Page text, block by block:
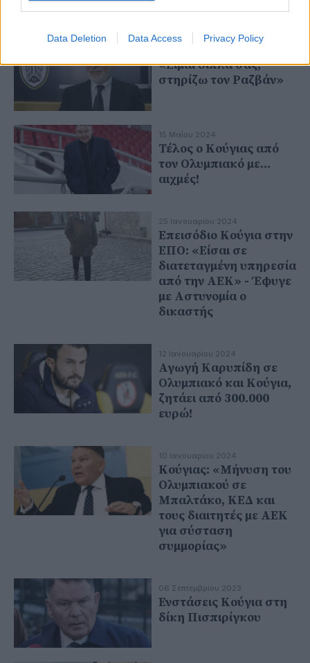
Data Deletion Data Access Privacy Policy
χωρίς ήχο»!
«Είμαι δίπλα σας,
στηρίζω τον Ραζβάν»
15 Μαΐου 2024
Τέλος ο Κούγιας από
τον Ολυμπιακό με...
αιχμές!
25 Ιανουαρίου 2024
Επεισόδιο Κούγια στην
ΕΠΟ: «Είσαι σε
διατεταγμένη υπηρεσία
από την ΑΕΚ» - Έφυγε
με Αστυνομία ο
δικαστής
12 Ιανουαρίου 2024
Αγωγή Καρυπίδη σε
Ολυμπιακό και Κούγια,
ζητάει από 300.000
ευρώ!
10 Ιανουαρίου 2024
Κούγιας: «Μήνυση του
Ολυμπιακού σε
Μπαλτάκο, ΚΕΔ και
τους διαιτητές με ΑΕΚ
για σύσταση
συμμορίας»
06 Σεπτεμβρίου 2023
Ενστάσεις Κούγια στη
δίκη Πισπιρίγκου